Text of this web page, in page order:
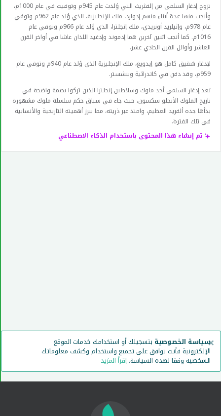
تزوج إدغار السلمي من إلفثريث التي وُلدت عام 945م وتوفيت في عام 1000م،
وأنجب منها عدة أبناء منهم إدوارد، ملك الإنجليزية، الذي وُلد عام 962م وتوفي
عام 978م، وإثيلريد أونريدي، ملك إنجلترا، الذي وُلد عام 966م وتوفي عام
1016م. كما أنجب اثنين آخرين هما إدموند وإدغيذ اللذان عاشا في أواخر القرن
العاشر وأوائل القرن الحادي عشر.
لإدغار شقيق كامل هو إيدويغ، ملك الإنجليزية الذي وُلد عام 940م وتوفي عام
959م، وقد دفن في كاتدرائية وينشستر.
يُعد إدغار السلمي أحد ملوك وسلاطين إنجلترا الذين تركوا بصمة واضحة في
تاريخ الملوك الأنجلو سكسون، حيث جاء في سياق حكم سلسلة ملوك مشهورة
بدأها جده ألفريد العظيم، وامتد عبر ذريته، مما يبرز أهميته التاريخية والأنسابية
في تلك الفترة.
تم إنشاء هذا المحتوى باستخدام الذكاء الاصطناعي
سياسة الخصوصية بتسجيلك أو استخدامك خدمات الموقع
الإلكترونية فأنت توافق على تجميع واستخدام وكشف معلوماتك
الشخصية وفقا لهذه السياسة.إقرأ المزيد
×